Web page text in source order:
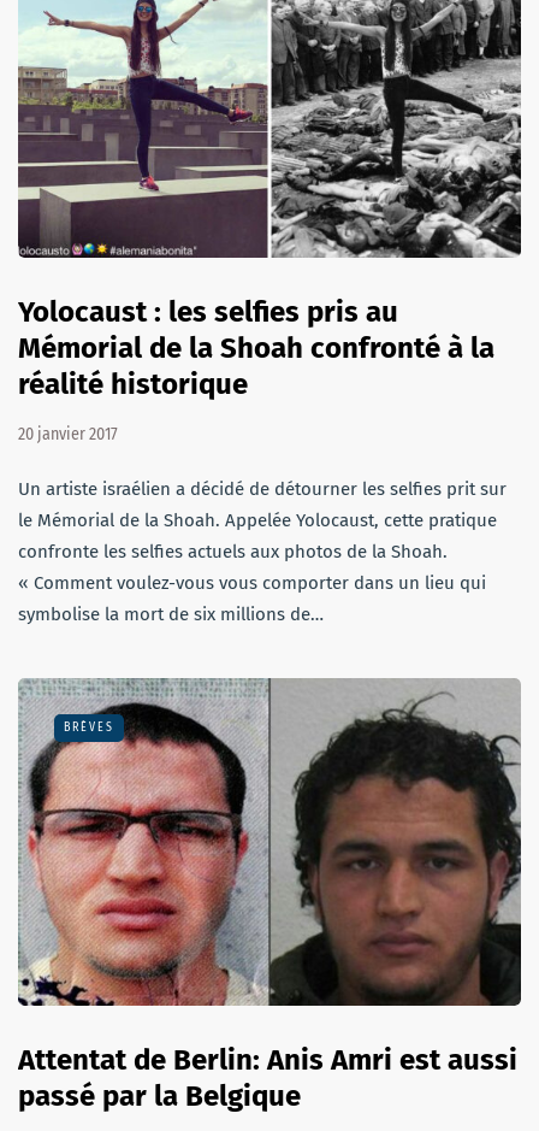
Yolocaust : les selfies pris au
Mémorial de la Shoah confronté à la
réalité historique
20 janvier 2017
Un artiste israélien a décidé de détourner les selfies prit sur
le Mémorial de la Shoah. Appelée Yolocaust, cette pratique
confronte les selfies actuels aux photos de la Shoah.
« Comment voulez-vous vous comporter dans un lieu qui
symbolise la mort de six millions de…
BRÈVES
Attentat de Berlin: Anis Amri est aussi
passé par la Belgique